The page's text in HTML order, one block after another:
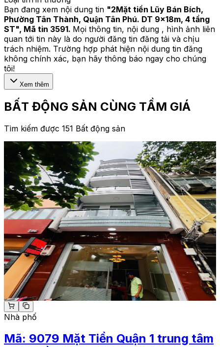
Bạn đang xem nội dung tin "2Mặt tiền Lũy Bán Bích,
Phường Tân Thành, Quận Tân Phú. DT 9x18m, 4 tầng
ST", Mã tin 3591. Mọi thông tin, nội dung , hình ảnh liên
quan tới tin này là do người đăng tin đăng tải và chịu
trách nhiệm. Trường hợp phát hiện nội dung tin đăng
không chính xác, bạn hãy thông báo ngay cho chúng
tôi!
Xem thêm
BẤT ĐỘNG SẢN CÙNG TẦM GIÁ
Tìm kiếm được 151 Bất động sản
Nhà phố
Mã: 9079 Mặt Tiền Quận 1 trung tâm